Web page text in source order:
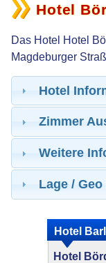
Hotel
Das Hotel Hotel
Magdeburger
Hotel
Zimmer
Weitere
Lage /
Hotel
Hotel